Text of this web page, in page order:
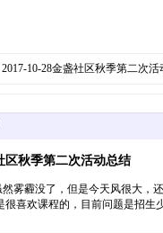
10-28金盏社区秋季第二次活
区秋季第二次活动总结
霾没了，但是今天风很大，还
喜欢课程的，目前问题是招生